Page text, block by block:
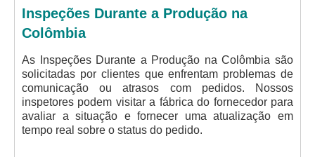
Inspeções Durante a Produção na
Colômbia
As Inspeções Durante a Produção na Colômbia são
solicitadas por clientes que enfrentam problemas de
comunicação ou atrasos com pedidos. Nossos
inspetores podem visitar a fábrica do fornecedor para
avaliar a situação e fornecer uma atualização em
tempo real sobre o status do pedido.